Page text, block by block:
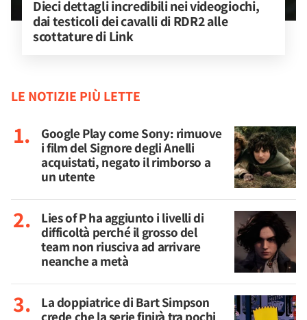
Dieci dettagli incredibili nei videogiochi,
dai testicoli dei cavalli di RDR2 alle
scottature di Link
LE NOTIZIE PIÙ LETTE
Google Play come Sony: rimuove
i film del Signore degli Anelli
acquistati, negato il rimborso a
un utente
Lies of P ha aggiunto i livelli di
difficoltà perché il grosso del
team non riusciva ad arrivare
neanche a metà
La doppiatrice di Bart Simpson